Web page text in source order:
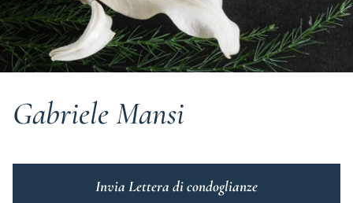
Gabriele Mansi
Invia Lettera di condoglianze